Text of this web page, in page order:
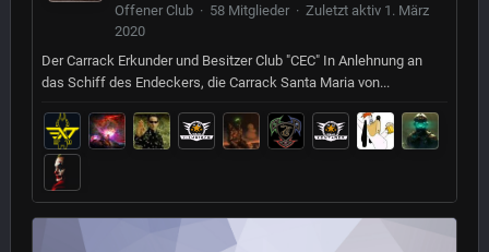
Offener Club · 58 Mitglieder · Zuletzt aktiv 1. März
2020
Der Carrack Erkunder und Besitzer Club "CEC" In Anlehnung an
das Schiff des Endeckers, die Carrack Santa Maria von...